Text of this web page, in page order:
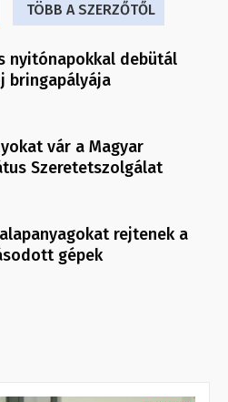
TÖBB A SZERZŐTŐL
nyitónapokkal debütál
bringapályája
vár a Magyar
Szeretetszolgálat
rejtenek a
gépek